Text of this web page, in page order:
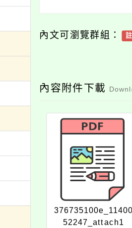
內文可瀏覽群組：
內容附件下載
376735100e_11400
52247_attach1